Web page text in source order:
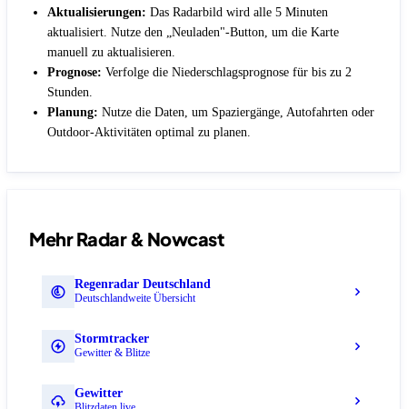
Aktualisierungen: Das Radarbild wird alle 5 Minuten
aktualisiert. Nutze den „Neuladen"-Button, um die Karte
manuell zu aktualisieren.
Prognose: Verfolge die Niederschlagsprognose für bis zu 2
Stunden.
Planung: Nutze die Daten, um Spaziergänge, Autofahrten oder
Outdoor-Aktivitäten optimal zu planen.
Mehr Radar & Nowcast
Regenradar Deutschland
Deutschlandweite Übersicht
Stormtracker
Gewitter & Blitze
Gewitter